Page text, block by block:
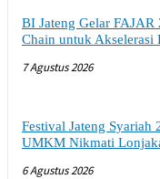
BI Jateng Gelar FAJAR
Chain untuk Akselerasi
7 Agustus 2026
Festival Jateng
UMKM Nikmati
6 Agustus 2026